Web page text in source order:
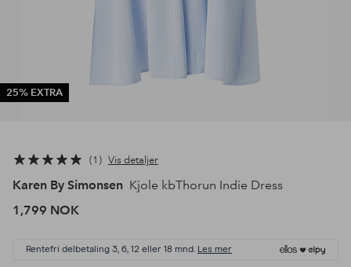
25% EXTRA
1 Vis detaljer
Karen By Simonsen Kjole kbThorun Indie Dress
1,799 NOK
Rentefri delbetaling 3, 6, 12 eller 18 mnd. Les mer